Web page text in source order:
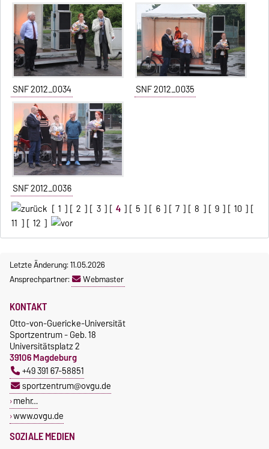
SNF 2012_0034 SNF 2012_0035
SNF 2012_0036
[ 1 ] [ 2 ] [ 3 ] [ 4 ] [ 5 ] [ 6 ] [ 7 ] [ 8 ] [ 9 ] [ 10 ] [
11 ] [ 12 ]
Letzte Änderung: 11.05.2026
Ansprechpartner:
Webmaster
SOZIALE MEDIEN
KONTAKT
Otto-von-Guericke-Universität
Sportzentrum - Geb. 18
Universitätsplatz 2
39106 Magdeburg
+49 391 67-58851
sportzentrum@ovgu.de
mehr…
www.ovgu.de